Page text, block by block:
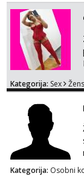
Kategorija: Sex
Kategorija: Osobni